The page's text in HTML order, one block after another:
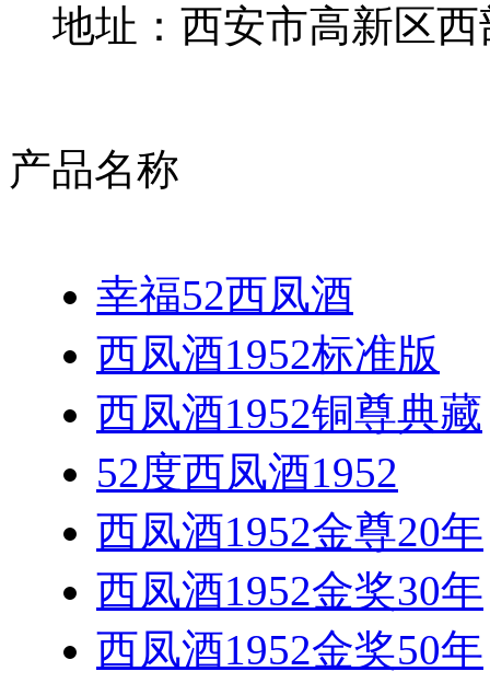
地址：西安市高新区西
产品名称
幸福52西凤酒
西凤酒1952标准版
西凤酒1952铜尊典藏
52度西凤酒1952
西凤酒1952金尊20年
西凤酒1952金奖30年
西凤酒1952金奖50年